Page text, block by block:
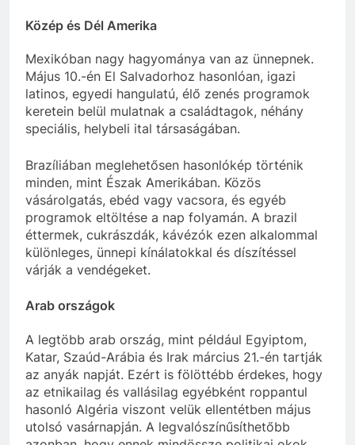
Közép és Dél Amerika
Mexikóban nagy hagyománya van az ünnepnek.
Május 10.-én El Salvadorhoz hasonlóan, igazi
latinos, egyedi hangulatú, élő zenés programok
keretein belül mulatnak a családtagok, néhány
speciális, helybeli ital társaságában.
Brazíliában meglehetősen hasonlókép történik
minden, mint Észak Amerikában. Közös
vásárolgatás, ebéd vagy vacsora, és egyéb
programok eltöltése a nap folyamán. A brazil
éttermek, cukrászdák, kávézók ezen alkalommal
különleges, ünnepi kínálatokkal és díszítéssel
várják a vendégeket.
Arab országok
A legtöbb arab ország, mint például Egyiptom,
Katar, Szaúd-Arábia és Irak március 21.-én tartják
az anyák napját. Ezért is fölöttébb érdekes, hogy
az etnikailag és vallásilag egyébként roppantul
hasonló Algéria viszont velük ellentétben május
utolsó vasárnapján. A legvalószínűsíthetőbb